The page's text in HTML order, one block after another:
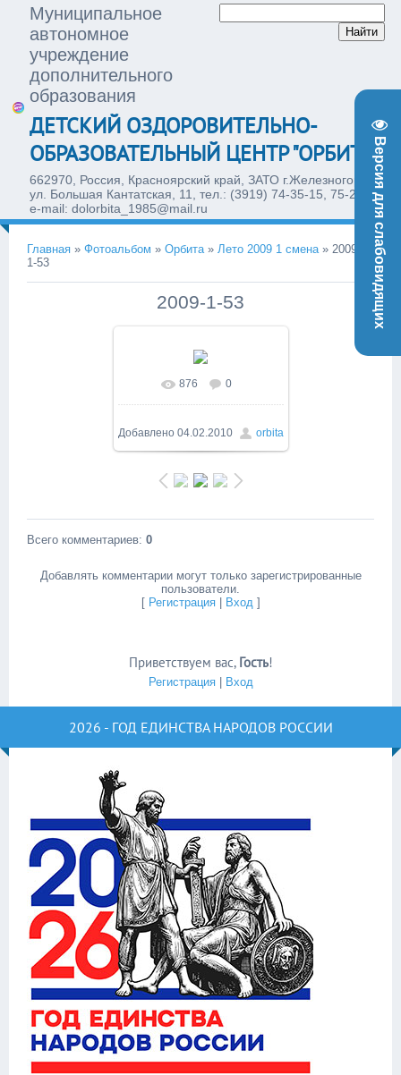
Версия для слабовидящих
Муниципальное
автономное
учреждение
дополнительного
образования
ДЕТСКИЙ ОЗДОРОВИТЕЛЬНО-
ОБРАЗОВАТЕЛЬНЫЙ ЦЕНТР "ОРБИТА"
662970, Россия, Красноярский край, ЗАТО г.Железногорск,
ул. Большая Кантатская, 11, тел.: (3919) 74-35-15, 75-28-77,
e-mail: dolorbita_1985@mail.ru
Главная » Фотоальбом » Орбита » Лето 2009 1 смена » 2009-
1-53
2009-1-53
876 0
Добавлено 04.02.2010 orbita
Всего комментариев: 0
Добавлять комментарии могут только зарегистрированные
пользователи.
[ Регистрация| Вход ]
Приветствуем вас, Гость!
Регистрация| Вход
2026 - ГОД ЕДИНСТВА НАРОДОВ РОССИИ